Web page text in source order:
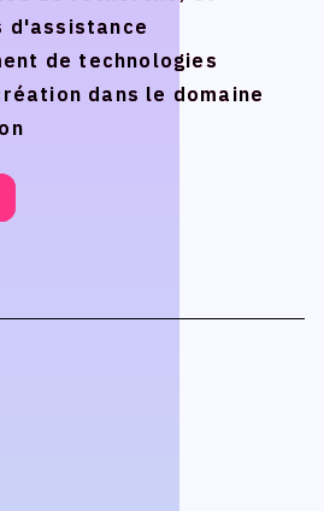
d'assistance
de technologies
dans le domaine
d'assistance
de technologies
dans le domaine